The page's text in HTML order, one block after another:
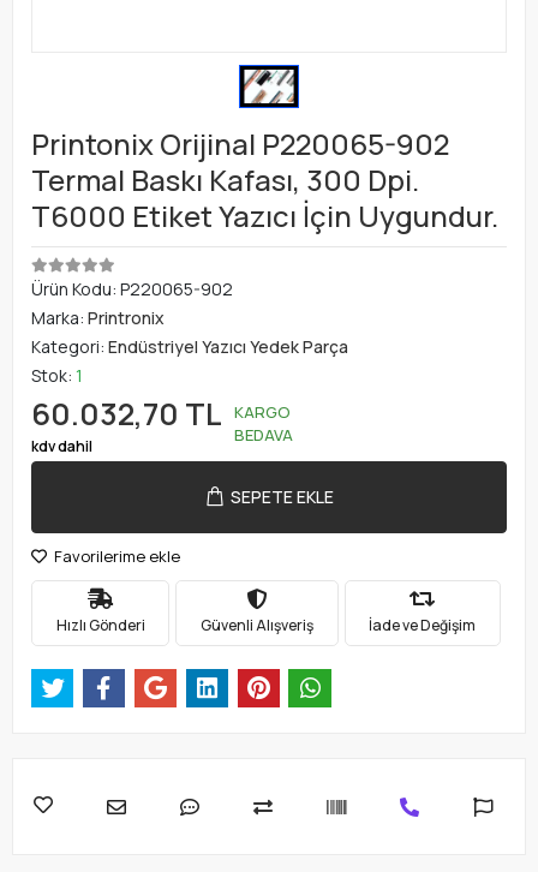
Printonix Orijinal P220065-902
Termal Baskı Kafası, 300 Dpi.
T6000 Etiket Yazıcı İçin Uygundur.
Ürün Kodu: P220065-902
Marka: Printronix
Kategori: Endüstriyel Yazıcı Yedek Parça
Stok: 1
60.032,70 TL
kdv dahil
KARGO
BEDAVA
SEPETE EKLE
Favorilerime ekle
Hızlı Gönderi Güvenli Alışveriş İade ve Değişim